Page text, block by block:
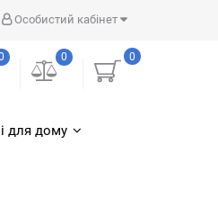
Особистий кабінет
0
0
для дому